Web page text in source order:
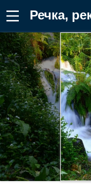
Речка, река, растения,